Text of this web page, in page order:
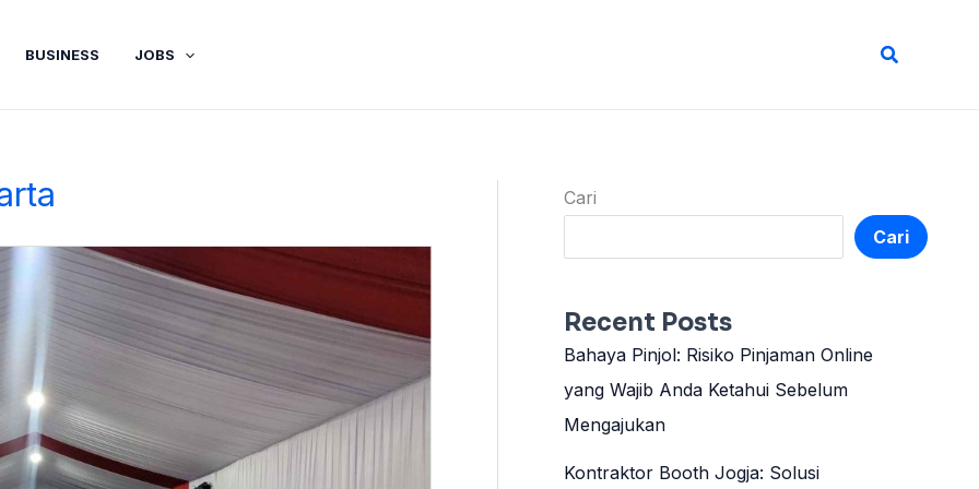
BUSINESS JOBS Cari
Cari
Cari
Recent Posts
Bahaya Pinjol: Risiko Pinjaman Online
yang Wajib Anda Ketahui Sebelum
Mengajukan
Kontraktor Booth Jogja: Solusi